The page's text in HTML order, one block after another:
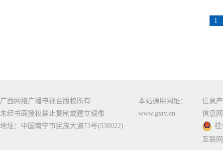
1
广西网络广播电视台版权所有
未经书面授权禁止复制或建立镜像
地址：中国南宁市民族大道73号(530022)
本站通用网址：
www.gxtv.cn
信息
信息
桂
互联